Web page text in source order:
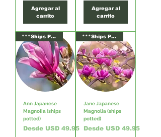
Agregar al
carrito
Agregar al
carrito
***Ships Potted***
Ann Japanese
Magnolia (ships
potted)
Desde USD 49.95
Precio de oferta
***Ships Potted***
Jane Japanese
Magnolia (ships
potted)
Desde USD 49.95
Precio de oferta